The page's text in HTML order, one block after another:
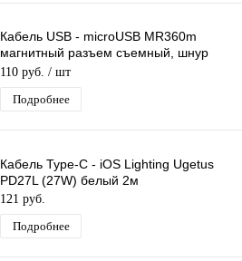
Кабель USB - microUSB MR360m
магнитный разъем съемный, шнур
для телефона красный, длина 1,2м
110 руб. / шт
Подробнее
Кабель Type-C - iOS Lighting Ugetus
PD27L (27W) белый 2м
121 руб.
Подробнее